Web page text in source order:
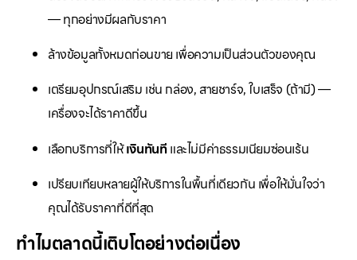
— ทุกอย่างมีผลกับราคา
ล้างข้อมูลทั้งหมดก่อนขาย เพื่อความเป็นส่วนตัวของคุณ
เตรียมอุปกรณ์เสริม เช่น กล่อง, สายชาร์จ, ใบเสร็จ (ถ้ามี) —
เครื่องจะได้ราคาดีขึ้น
เลือกบริการที่ให้เงินทันทีและไม่มีค่าธรรมเนียมซ่อนเร้น
เปรียบเทียบหลายผู้ให้บริการในพื้นที่เดียวกัน เพื่อให้มั่นใจว่า
คุณได้รับราคาที่ดีที่สุด
ทำไมตลาดนี้เติบโตอย่างต่อเนื่อง